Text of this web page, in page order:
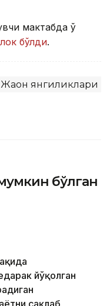
мактабда ўқ
бўлди.
Жаҳон янгиликлари
бўлган
йўқолган